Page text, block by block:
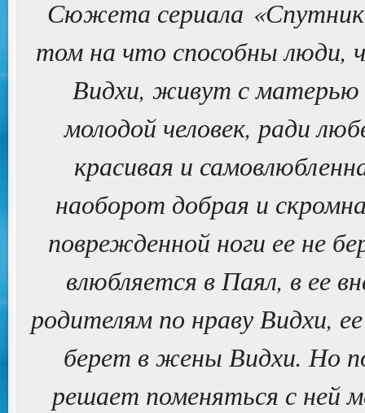
Сюжета сериала
том на что способны люди,
Видхи, живут с матерью
молодой человек, ради
красивая и
наоборот добрая и
поврежденной ноги ее не
влюбляется в Паял, в ее
родителям по нраву Видхи,
берет в жены Видхи. Но
решает поменяться с ней